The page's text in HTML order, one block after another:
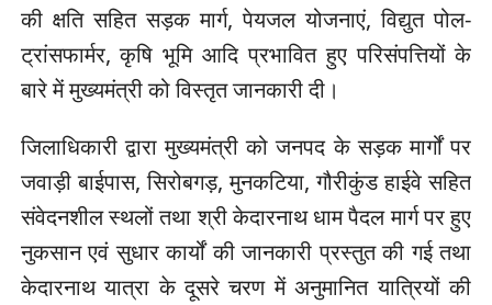
की क्षति सहित सड़क मार्ग, पेयजल योजनाएं, विद्युत पोल-
ट्रांसफार्मर, कृषि भूमि आदि प्रभावित हुए परिसंपत्तियों के
बारे में मुख्यमंत्री को विस्तृत जानकारी दी।
जिलाधिकारी द्वारा मुख्यमंत्री को जनपद के सड़क मार्गों पर
जवाड़ी बाईपास, सिरोबगड़, मुनकटिया, गौरीकुंड हाईवे सहित
संवेदनशील स्थलों तथा श्री केदारनाथ धाम पैदल मार्ग पर हुए
नुकसान एवं सुधार कार्यों की जानकारी प्रस्तुत की गई तथा
केदारनाथ यात्रा के दूसरे चरण में अनुमानित यात्रियों की